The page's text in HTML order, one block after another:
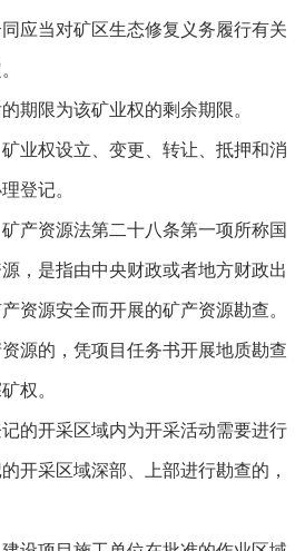
应当对矿区生态修复义务履行有关
期限为该矿业权的剩余期限。
业权设立、变更、转让、抵押和消
登记。
产资源法第二十八条第一项所称国
，是指由中央财政或者地方财政出
资源安全而开展的矿产资源勘查。
源的，凭项目任务书开展地质勘查
权。
的开采区域内为开采活动需要进行
开采区域深部、上部进行勘查的，